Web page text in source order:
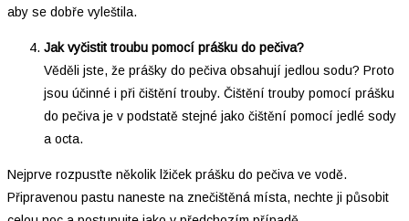
aby se dobře vyleštila.
Jak vyčistit troubu pomocí prášku do pečiva?
Věděli jste, že prášky do pečiva obsahují jedlou sodu? Proto
jsou účinné i při čištění trouby. Čištění trouby pomocí prášku
do pečiva je v podstatě stejné jako čištění pomocí jedlé sody
a octa.
Nejprve rozpusťte několik lžiček prášku do pečiva ve vodě.
Připravenou pastu naneste na znečištěná místa, nechte ji působit